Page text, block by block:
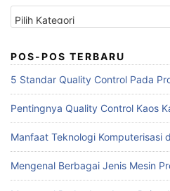
Kategori
POS-POS TERBARU
5 Standar Quality Control Pada
Pentingnya Quality Control Kaos
Manfaat Teknologi Komputerisasi
Mengenal Berbagai Jenis Mesin